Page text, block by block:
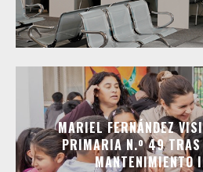
MARIEL FERNÁNDEZ
PRIMARIA N.º 49 TRAS
MANTENIMIENTO